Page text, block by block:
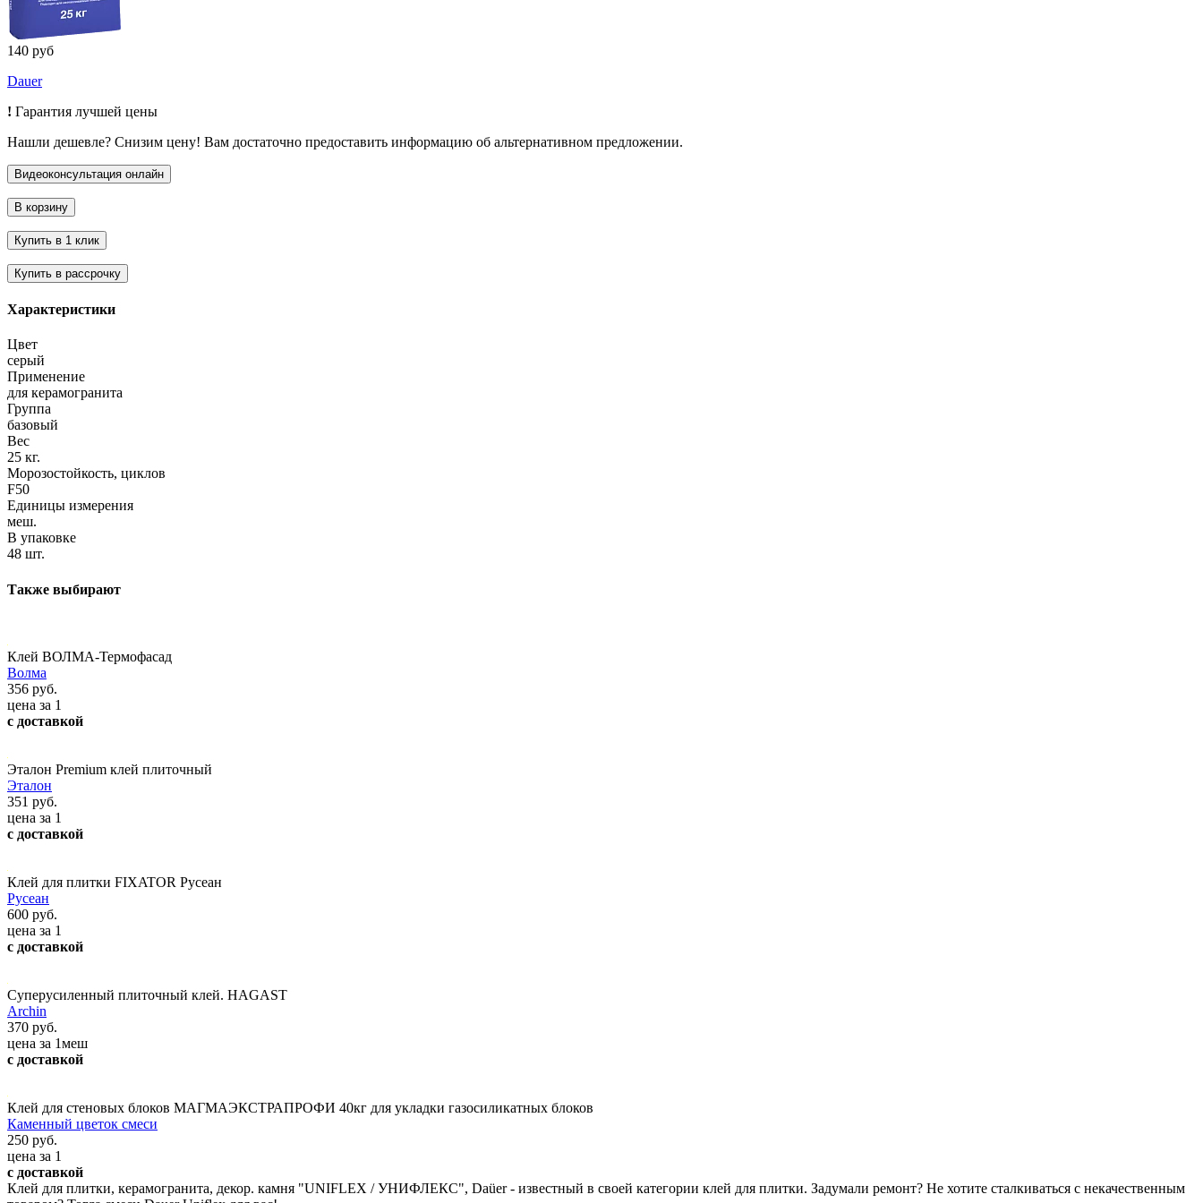
140 руб
Dauer
! Гарантия лучшей цены
Нашли дешевле? Снизим цену! Вам достаточно предоставить информацию об альтернативном предложении.
Характеристики
Цвет
серый
Применение
для керамогранита
Группа
базовый
Вес
25 кг.
Морозостойкость, циклов
F50
Единицы измерения
меш.
В упаковке
48 шт.
Также выбирают
Клей ВОЛМА-Термофасад
Волма
356 руб.
цена за 1
с доставкой
Эталон Premium клей плиточный
Эталон
351 руб.
цена за 1
с доставкой
Клей для плитки FIXATOR Русеан
Русеан
600 руб.
цена за 1
с доставкой
Суперусиленный плиточный клей. HAGAST
Archin
370 руб.
цена за 1меш
с доставкой
Клей для стеновых блоков МАГМАЭКСТРАПРОФИ 40кг для укладки газосиликатных блоков
Каменный цветок смеси
250 руб.
цена за 1
с доставкой
Клей для плитки, керамогранита, декор. камня "UNIFLEX / УНИФЛЕКС", Daüer - известный в своей категории клей для плитки. Задумали ремонт? Не хотите сталкиваться с некачественным